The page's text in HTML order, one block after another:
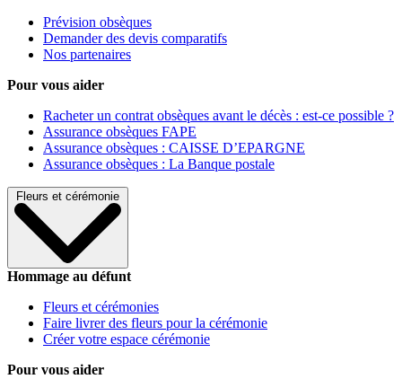
Prévision obsèques
Demander des devis comparatifs
Nos partenaires
Pour vous aider
Racheter un contrat obsèques avant le décès : est-ce possible ?
Assurance obsèques FAPE
Assurance obsèques : CAISSE D’EPARGNE
Assurance obsèques : La Banque postale
Fleurs et cérémonie
Hommage au défunt
Fleurs et cérémonies
Faire livrer des fleurs pour la cérémonie
Créer votre espace cérémonie
Pour vous aider